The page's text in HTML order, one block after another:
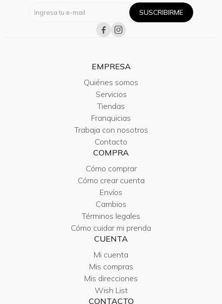
SUSCRIBIRME
 
EMPRESA
Quiénes somos
Servicios
Tiendas
Franquicias
Trabaja con nosotros
Contacto
COMPRA
Cómo comprar
Cómo crear cuenta
Envíos
Cambios
Términos legales
Cómo cuidar mi prenda
CUENTA
Mi cuenta
Mis compras
Mis direcciones
Wish List
CONTACTO